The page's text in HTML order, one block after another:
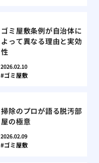
ゴミ屋敷条例が自治体に
よって異なる理由と実効
性
2026.02.10
ゴミ屋敷
掃除のプロが語る脱汚部
屋の極意
2026.02.09
ゴミ屋敷